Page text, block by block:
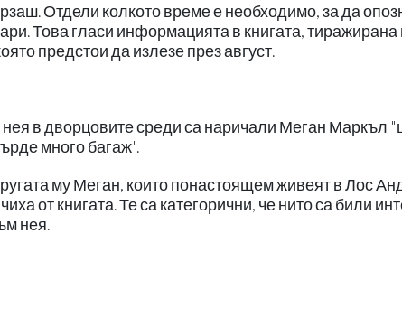
Отдели колкото време е необходимо, за да
Това гласи информацията в книгата, тиражирана
предстои да излезе през август.
в дворцовите среди са наричали Меган Маркъл
много багаж".
му Меган, които понастоящем живеят в Лос
от книгата. Те са категорични, че нито са били
нея.